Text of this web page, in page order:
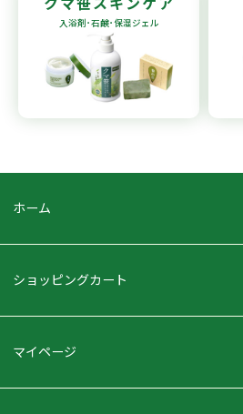
クマ笹スキンケア
入浴剤･石鹸･保湿ジェル
ホーム
ショッピングカート
マイページ